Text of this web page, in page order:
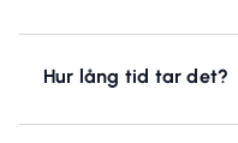
Hur lång tid tar det?